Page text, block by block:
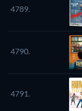
4789.
4790.
4791.